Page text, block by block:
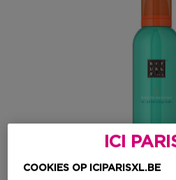
ICI
COOKIES OP ICIPARISXL.BE